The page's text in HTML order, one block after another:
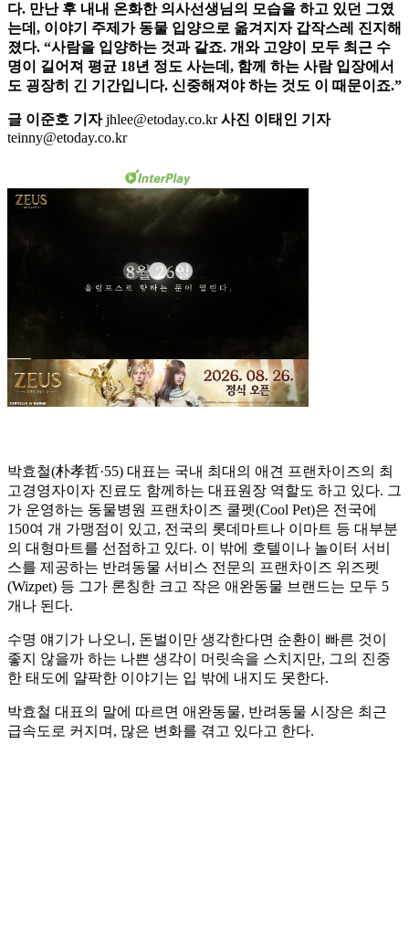
다. 만난 후 내내 온화한 의사선생님의 모습을 하고 있던 그였
는데, 이야기 주제가 동물 입양으로 옮겨지자 갑작스레 진지해
졌다. “사람을 입양하는 것과 같죠. 개와 고양이 모두 최근 수
명이 길어져 평균 18년 정도 사는데, 함께 하는 사람 입장에서
도 굉장히 긴 기간입니다. 신중해져야 하는 것도 이 때문이죠.”
글 이준호 기자jhlee@etoday.co.kr사진 이태인 기자
teinny@etoday.co.kr
박효철(朴孝哲·55) 대표는 국내 최대의 애견 프랜차이즈의 최
고경영자이자 진료도 함께하는 대표원장 역할도 하고 있다. 그
가 운영하는 동물병원 프랜차이즈 쿨펫(Cool Pet)은 전국에
150여 개 가맹점이 있고, 전국의 롯데마트나 이마트 등 대부분
의 대형마트를 선점하고 있다. 이 밖에 호텔이나 놀이터 서비
스를 제공하는 반려동물 서비스 전문의 프랜차이즈 위즈펫
(Wizpet) 등 그가 론칭한 크고 작은 애완동물 브랜드는 모두 5
개나 된다.
수명 얘기가 나오니, 돈벌이만 생각한다면 순환이 빠른 것이
좋지 않을까 하는 나쁜 생각이 머릿속을 스치지만, 그의 진중
한 태도에 얄팍한 이야기는 입 밖에 내지도 못한다.
박효철 대표의 말에 따르면 애완동물, 반려동물 시장은 최근
급속도로 커지며, 많은 변화를 겪고 있다고 한다.